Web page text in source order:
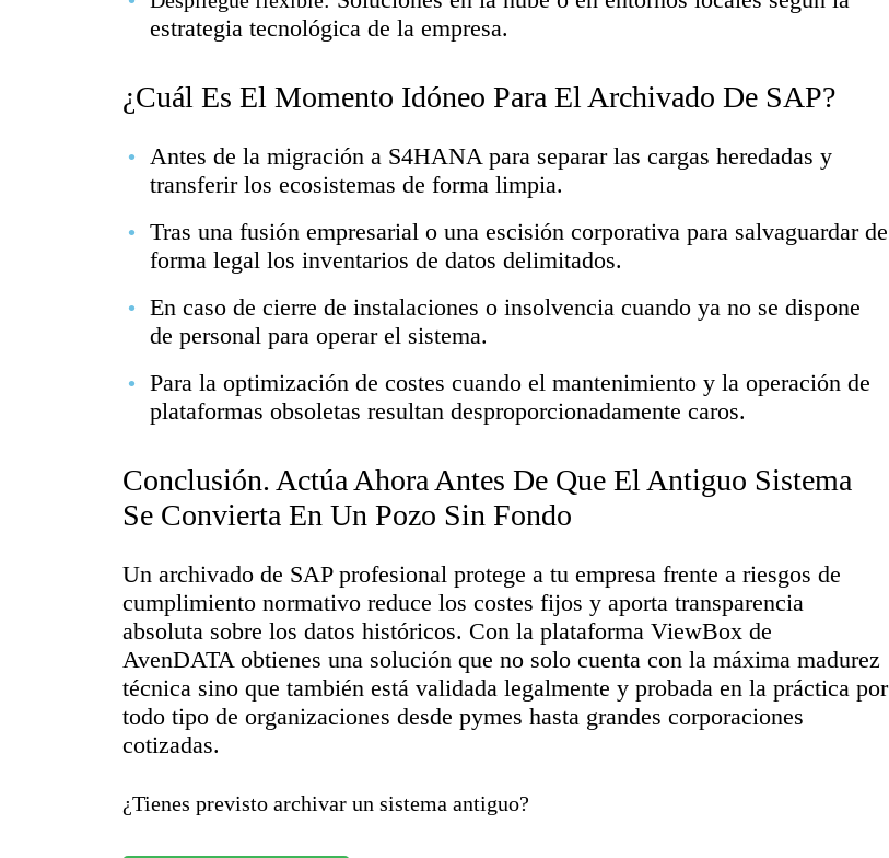
estrategia tecnológica de la empresa.
¿Cuál Es El Momento Idóneo Para El Archivado De SAP?
Antes de la migración a S4HANA para separar las cargas heredadas y
transferir los ecosistemas de forma limpia.
Tras una fusión empresarial o una escisión corporativa para salvaguardar de
forma legal los inventarios de datos delimitados.
En caso de cierre de instalaciones o insolvencia cuando ya no se dispone
de personal para operar el sistema.
Para la optimización de costes cuando el mantenimiento y la operación de
plataformas obsoletas resultan desproporcionadamente caros.
Conclusión. Actúa Ahora Antes De Que El Antiguo Sistema
Se Convierta En Un Pozo Sin Fondo
Un archivado de SAP profesional protege a tu empresa frente a riesgos de
cumplimiento normativo reduce los costes fijos y aporta transparencia
absoluta sobre los datos históricos. Con la plataforma ViewBox de
AvenDATA obtienes una solución que no solo cuenta con la máxima madurez
técnica sino que también está validada legalmente y probada en la práctica por
todo tipo de organizaciones desde pymes hasta grandes corporaciones
cotizadas.
¿Tienes previsto archivar un sistema antiguo?